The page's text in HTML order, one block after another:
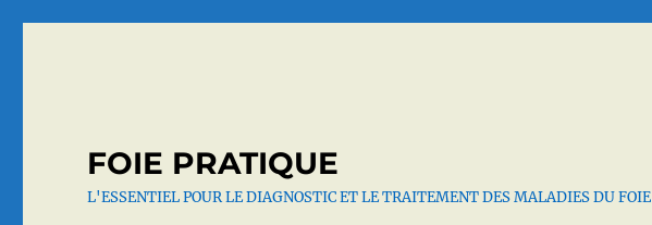
FOIE PRATIQUE
L'ESSENTIEL POUR LE DIAGNOSTIC ET LE TRAITEMENT DES MALADIES DU FOIE